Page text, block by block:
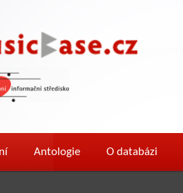
Antologie O databázi